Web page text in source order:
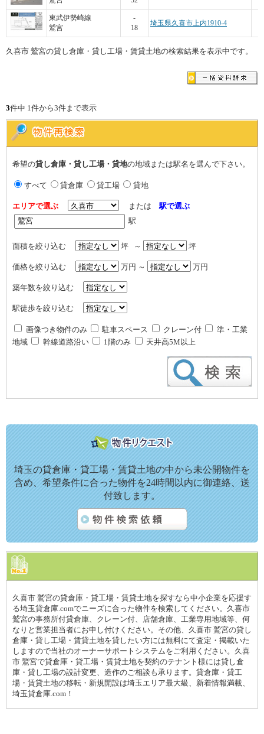
東武伊勢崎線
鷲宮
-
18
埼玉県久喜市上内1910-4
久喜市 鷲宮の貸し倉庫・貸し工場・賃貸土地の検索結果を表示中です。
3件中 1件から3件まで表示
希望の貸し倉庫・貸し工場・貸地の地域または駅名を選んで下さい。
すべて 貸倉庫 貸工場 貸地
エリアで選ぶ または駅で選ぶ
駅
面積を絞り込む 坪 ～ 坪
価格を絞り込む 万円 ～ 万円
築年数を絞り込む
駅徒歩を絞り込む
画像つき物件のみ 駐車スペース クレーン付
準・工業
地域
幹線道路沿い 1階のみ 天井高5M以上
埼玉の貸倉庫・貸工場・賃貸土地の中から未公開物件を
含め、希望条件に合った物件を24時間以内に御連絡、送
付致します。
久喜市 鷲宮の貸倉庫・貸工場・賃貸土地を探すなら中小企業を応援す
る埼玉貸倉庫.comでニーズに合った物件を検索してください。久喜市
鷲宮の事務所付貸倉庫、クレーン付、店舗倉庫、工業専用地域等、何
なりと営業担当者にお申し付けください。その他、久喜市 鷲宮の貸し
倉庫・貸し工場・賃貸土地を貸したい方には無料にて査定・掲載いた
しますので当社のオーナーサポートシステムをご利用ください。久喜
市 鷲宮で貸倉庫・貸工場・賃貸土地を契約のテナント様には貸し倉
庫・貸し工場の設計変更、造作のご相談も承ります。貸倉庫・貸工
場・賃貸土地の移転・新規開設は埼玉エリア最大級、新着情報満載、
埼玉貸倉庫.com！